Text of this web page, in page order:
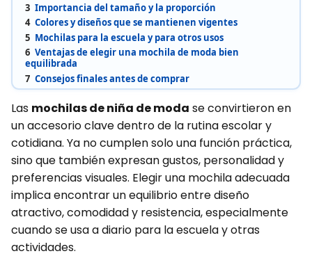
3 Importancia del tamaño y la proporción
4 Colores y diseños que se mantienen vigentes
5 Mochilas para la escuela y para otros usos
6 Ventajas de elegir una mochila de moda bien
equilibrada
7 Consejos finales antes de comprar
Las mochilas de niña de moda se convirtieron en
un accesorio clave dentro de la rutina escolar y
cotidiana. Ya no cumplen solo una función práctica,
sino que también expresan gustos, personalidad y
preferencias visuales. Elegir una mochila adecuada
implica encontrar un equilibrio entre diseño
atractivo, comodidad y resistencia, especialmente
cuando se usa a diario para la escuela y otras
actividades.